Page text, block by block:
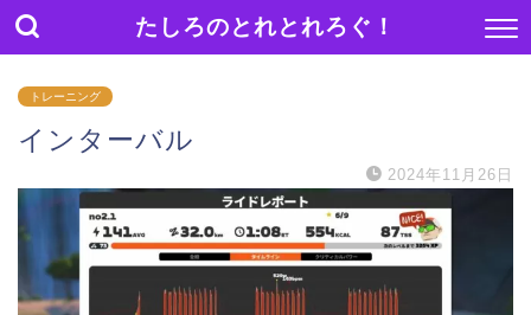
たしろのとれとれろぐ！
トレーニング
インターバル
2024年11月26日